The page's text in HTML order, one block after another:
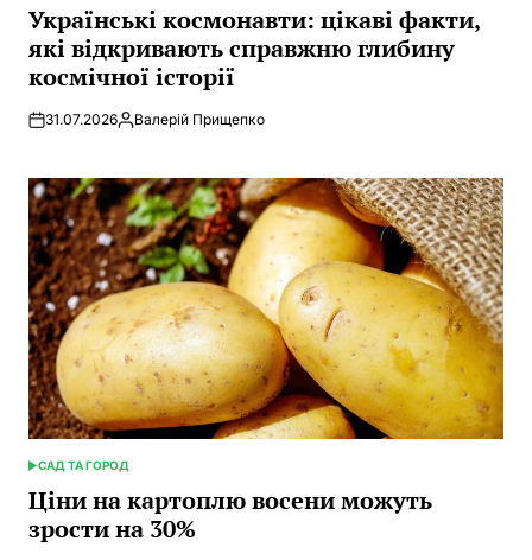
IN
Українські космонавти: цікаві факти,
які відкривають справжню глибину
космічної історії
31.07.2026Posted
Валерій Прищепко
POSTED
IN
САД ТА ГОРОД
Ціни на картоплю восени можуть
зрости на 30%